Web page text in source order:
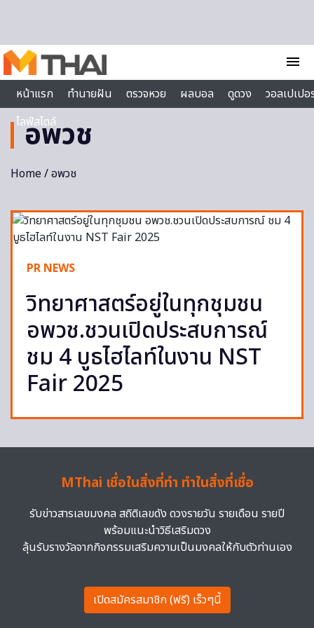
menu
หน้าแรก
ทำนายฝัน ตรวจหวย ผลบอล ดูดวง
วอลเปเป
ไลฟ์สไตล์
อพวช
Home/ อพวช
PR NEWS
วิทยาศาสตร์อยู่ในทุกชุมชน
อพวช.ชวนเปิดประสบการณ์
ชม 4 บูธไฮไลท์ในงาน NST
Fair 2025
MThai เชื่อในสิ่งที่ทำ ทำในสิ่งที่เชื่อ
รับข่าวสารเลขมงคล สถิติเลขดัง ดวงรายวัน รายเดือน รายปี
พร้อมแนะนำวิธีเสริมดวง
ลุ้นรับรางวัลจากกิจกรรมเสริมความเป็นมงคลให้กับตัวท่านเอง
เปิดสมัครสมาชิก (ฟรี) เร็วๆนี้